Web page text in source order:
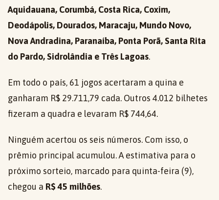
Aquidauana, Corumbá, Costa Rica, Coxim,
Deodápolis, Dourados, Maracaju, Mundo Novo,
Nova Andradina, Paranaíba, Ponta Porã, Santa Rita
do Pardo, Sidrolândia e Três Lagoas.
Em todo o país, 61 jogos acertaram a quina e
ganharam R$ 29.711,79 cada. Outros 4.012 bilhetes
fizeram a quadra e levaram R$ 744,64.
Ninguém acertou os seis números. Com isso, o
prêmio principal acumulou. A estimativa para o
próximo sorteio, marcado para quinta-feira (9),
chegou a R$ 45 milhões.